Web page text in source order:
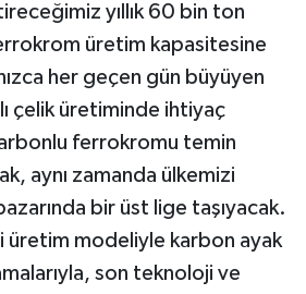
yıllık 60 bin ton
üretim kapasitesine
her geçen gün büyüyen
çelik üretiminde ihtiyaç
ferrokromu temin
aynı zamanda ülkemizi
bir üst lige taşıyacak.
üretim modeliyle karbon ayak
son teknoloji ve